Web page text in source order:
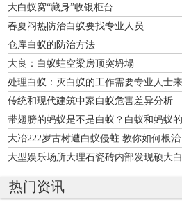
大白蚁窝“藏身”收银柜台
春夏闷热防治白蚁要找专业人员
仓库白蚁的防治方法
大良：白蚁蛀空梁房顶突坍塌
处理白蚁：灭白蚁的工作需要专业人士
传统和现代建筑中家白蚁危害差异分析
带翅膀的蚂蚁是不是白蚁？白蚁和蚂蚁
大冶222岁古树遭白蚁侵蛀 教你如何根治
大型娱乐场所大理石瓷砖内部发现硕大
热门资讯